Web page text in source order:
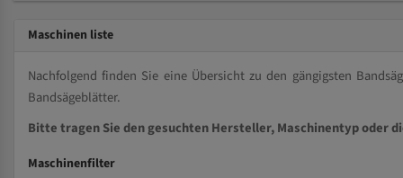
Maschinen liste
Nachfolgend finden Sie eine Übersicht zu den gängigsten
Bandsägeblätter.
Bitte tragen Sie den gesuchten Hersteller, Maschinentyp oder
Maschinenfilter